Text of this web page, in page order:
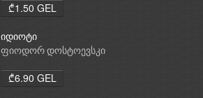
₾1.50 GEL
იდიოტი
ფიოდორ დოსტოევსკი
₾6.90 GEL